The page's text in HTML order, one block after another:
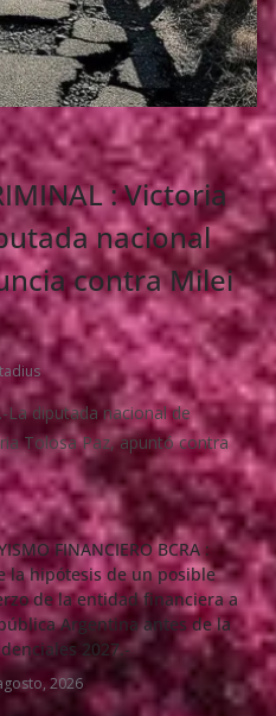
: Victoria
nacional
contra Milei
La diputada nacional de
Tolosa Paz, apuntó contra
FINANCIERO BCRA :
la hipótesis de un posible
de la entidad financiera a
Argentina antes de la
2027.-
2026